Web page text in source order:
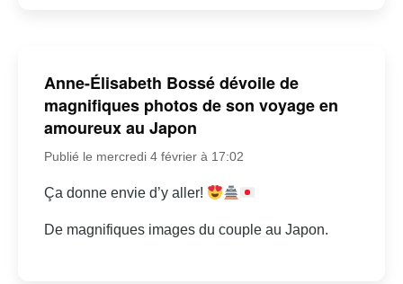
Anne-Élisabeth Bossé dévoile de
magnifiques photos de son voyage en
amoureux au Japon
Publié le mercredi 4 février à 17:02
Ça donne envie d’y aller!
De magnifiques images du couple au Japon.